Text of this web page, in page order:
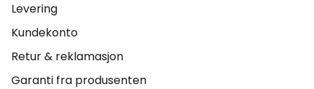
Levering
Kundekonto
Retur & reklamasjon
Garanti fra produsenten